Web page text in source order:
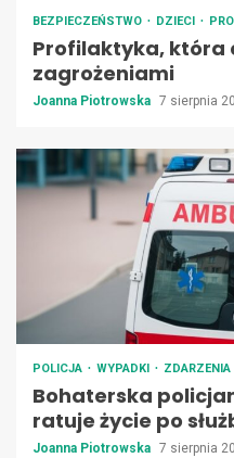
BEZPIECZEŃSTWO DZIECI
Profilaktyka, która
zagrożeniami
Joanna Piotrowska 7 sierpnia
POLICJA WYPADKI ZDARZENIA
Bohaterska
ratuje życie po
Joanna Piotrowska 7 sierpnia